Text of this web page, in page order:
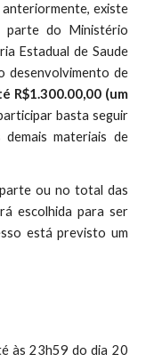
existe
parte do Ministério
Estadual de Saude
desenvolvimento de
R$1.300.00,00 (um
basta seguir
materiais de
ou no total das
escolhida para ser
está previsto um
às 23h59 do dia 20